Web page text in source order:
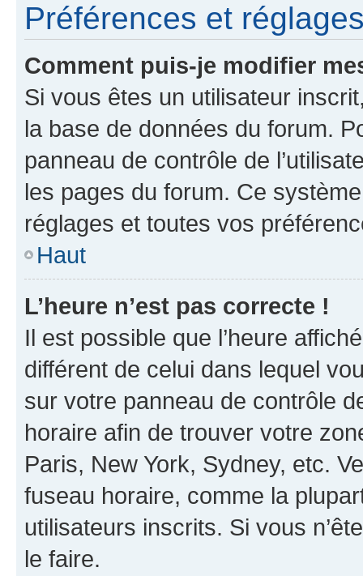
Préférences et
Comment puis-je modifier
Si vous êtes un utilisateur
la base de données du forum.
panneau de contrôle de
les pages du forum. Ce
réglages et toutes vos
Haut
L’heure n’est pas correcte !
Il est possible que l’heure
différent de celui dans lequel
sur votre panneau de contrôle
horaire afin de trouver votre
Paris, New York, Sydney, etc.
fuseau horaire, comme la
utilisateurs inscrits. Si vous
le faire.